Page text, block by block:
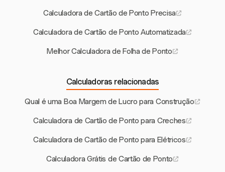
Calculadora de Cartão de Ponto Precisa
Calculadora de Cartão de Ponto Automatizada
Melhor Calculadora de Folha de Ponto
Calculadoras relacionadas
Qual é uma Boa Margem de Lucro para Construção
Calculadora de Cartão de Ponto para Creches
Calculadora de Cartão de Ponto para Elétricos
Calculadora Grátis de Cartão de Ponto